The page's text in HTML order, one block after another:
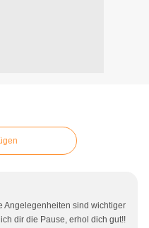
Angelegenheiten sind wichtiger
dir die Pause, erhol dich gut!!